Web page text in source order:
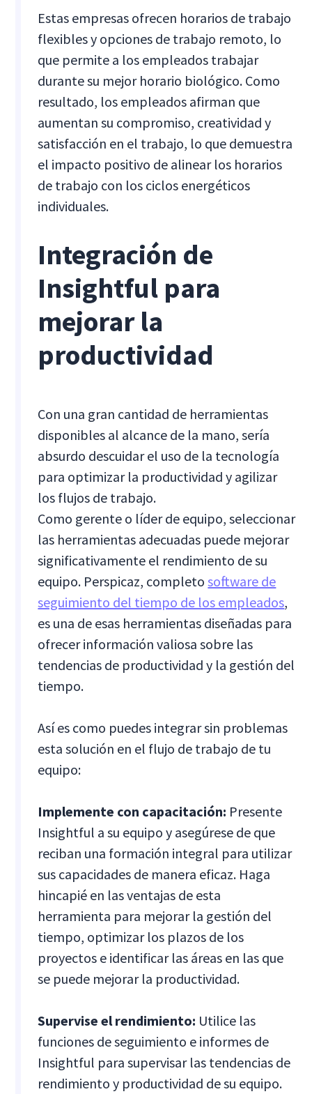
Estas empresas ofrecen horarios de trabajo
flexibles y opciones de trabajo remoto, lo
que permite a los empleados trabajar
durante su mejor horario biológico. Como
resultado, los empleados afirman que
aumentan su compromiso, creatividad y
satisfacción en el trabajo, lo que demuestra
el impacto positivo de alinear los horarios
de trabajo con los ciclos energéticos
individuales.
Integración de
Insightful para
mejorar la
productividad
Con una gran cantidad de herramientas
disponibles al alcance de la mano, sería
absurdo descuidar el uso de la tecnología
para optimizar la productividad y agilizar
los flujos de trabajo.
Como gerente o líder de equipo, seleccionar
las herramientas adecuadas puede mejorar
significativamente el rendimiento de su
equipo. Perspicaz, completosoftware de
seguimiento del tiempo de los empleados,
es una de esas herramientas diseñadas para
ofrecer información valiosa sobre las
tendencias de productividad y la gestión del
tiempo.
Así es como puedes integrar sin problemas
esta solución en el flujo de trabajo de tu
equipo:
Implemente con capacitación: Presente
Insightful a su equipo y asegúrese de que
reciban una formación integral para utilizar
sus capacidades de manera eficaz. Haga
hincapié en las ventajas de esta
herramienta para mejorar la gestión del
tiempo, optimizar los plazos de los
proyectos e identificar las áreas en las que
se puede mejorar la productividad.
Supervise el rendimiento: Utilice las
funciones de seguimiento e informes de
Insightful para supervisar las tendencias de
rendimiento y productividad de su equipo.